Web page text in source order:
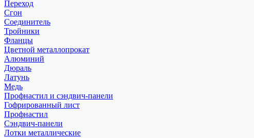
Переход
Сгон
Соединитель
Тройники
Фланцы
Цветной металлопрокат
Алюминий
Дюраль
Латунь
Медь
Профнастил и сэндвич-панели
Гофрированный лист
Профнастил
Сэндвич-панели
Лотки металлические